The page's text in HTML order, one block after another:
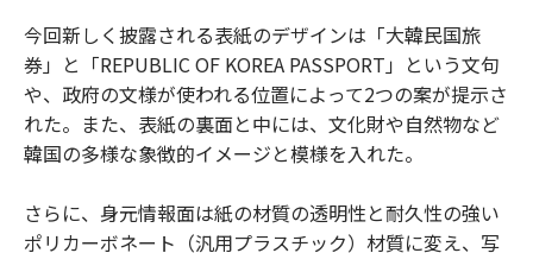
今回新しく披露される表紙のデザインは「大韓民国旅
券」と「REPUBLIC OF KOREA PASSPORT」という文句
や、政府の文様が使われる位置によって2つの案が提示さ
れた。また、表紙の裏面と中には、文化財や自然物など
韓国の多様な象徴的イメージと模様を入れた。
さらに、身元情報面は紙の材質の透明性と耐久性の強い
ポリカーボネート（汎用プラスチック）材質に変え、写